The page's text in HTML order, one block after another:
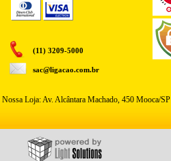
(11) 3209-5000
sac@ligacao.com.br
Nossa Loja: Av. Alcântara Machado, 450 Mooca/SP